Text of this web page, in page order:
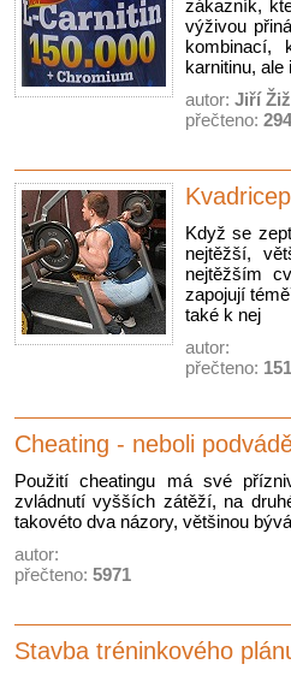
zákazník,
výživou
kombinací,
karnitinu, ale
autor: Jiří
přečteno:
Když se
nejtěžší,
nejtěžším
zapojují
také k nej
autor:
přečteno:
Cheating - neboli
Použití cheatingu má své
zvládnutí vyšších zátěží, na
takovéto dva názory, většinou
autor:
přečteno: 5971
Stavba tréninkového